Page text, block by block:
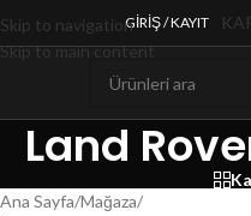
Skip to navigation
Skip to main content
GIRIŞ / KAYIT
Land
Ana Sayfa/Mağaza/